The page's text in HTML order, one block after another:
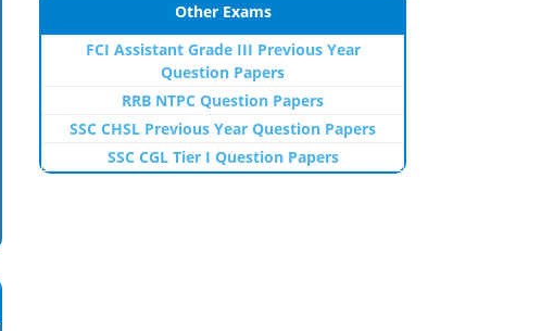
Other Exams
FCI Assistant Grade III Previous Year
Question Papers
RRB NTPC Question Papers
SSC CHSL Previous Year Question Papers
SSC CGL Tier I Question Papers